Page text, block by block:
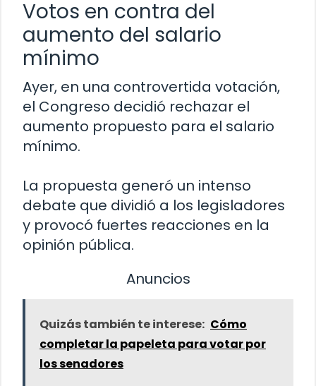
Votos en contra del
aumento del salario
mínimo
Ayer, en una controvertida votación,
el Congreso decidió rechazar el
aumento propuesto para el salario
mínimo.
La propuesta generó un intenso
debate que dividió a los legisladores
y provocó fuertes reacciones en la
opinión pública.
Anuncios
Quizás también te interese: Cómo
completar la papeleta para votar por
los senadores